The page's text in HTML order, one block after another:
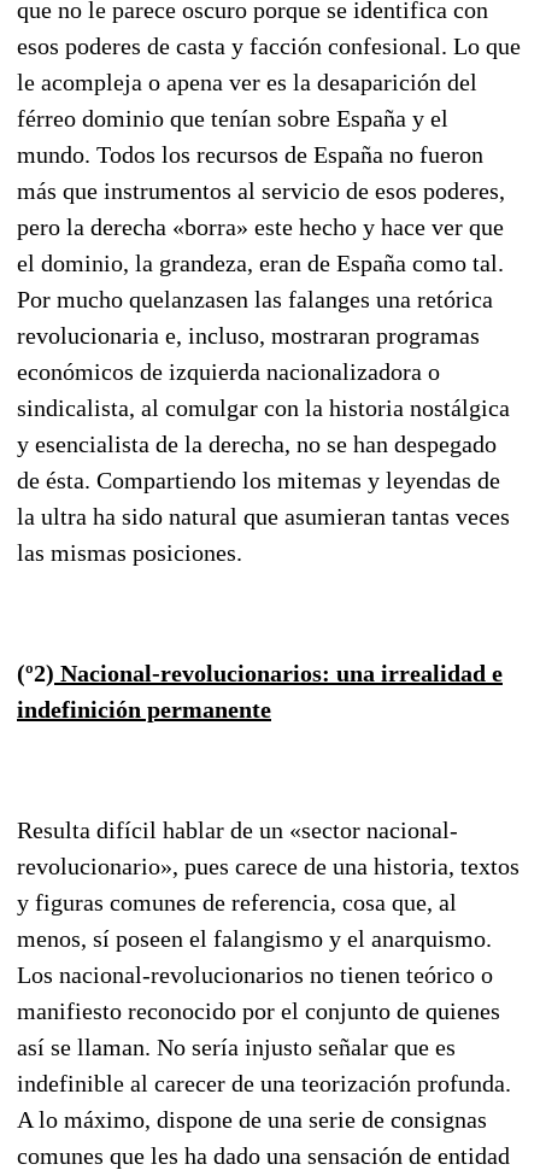
que no le parece oscuro porque se identifica con
esos poderes de casta y fac­ción confesional. Lo que
le acompleja o apena ver es la desaparición del
férreo dominio que tenían so­bre España y el
mundo. Todos los recursos de España no fueron
más que instrumentos al servicio de esos poderes,
pero la derecha «borra» este hecho y hace ver que
el dominio, la grandeza, eran de España como tal.
Por mucho quelanzasen las falanges una retórica
revolucionaria e, incluso, mostraran programas
económicos de izquierda nacionalizadora o
sindicalista, al comulgar con la historia nostálgica
y esencialista de la derecha, no se han despegado
de ésta. Compartiendo los mitemas y leyendas de
la ultra ha sido natural que asumieran tantas veces
las mismas posiciones.
(º2) Nacional-revolucionarios: una irrealidad e
indefinición permanente
Resulta difícil hablar de un «sector nacional-
revolucionario», pues carece de una historia, textos
y figuras comunes de referencia, cosa que, al
menos, sí poseen el falangismo y el anarquismo.
Los nacional-revolucionarios no tienen teórico o
manifiesto reconocido por el conjunto de quienes
así se llaman. No sería injusto señalar que es
indefinible al carecer de una teorización profunda.
A lo máximo, dispone de una serie de consignas
comunes que les ha dado una sensación de entidad